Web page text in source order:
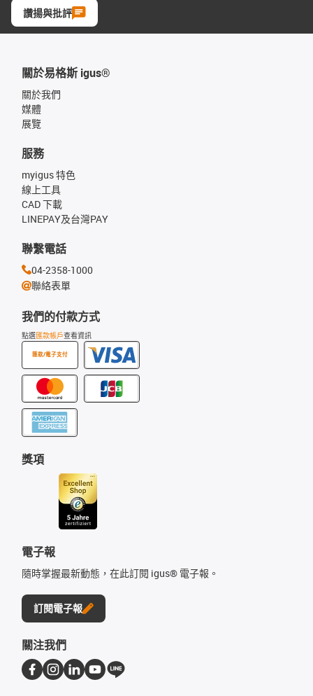
讚揚與批評
關於易格斯 igus®
關於我們
媒體
展覽
我們的付款方式
點選匯款帳戶查看資訊
匯款/電子支付
服務
myigus 特色
線上工具
CAD 下載
LINEPAY及台灣PAY
獎項
電子報
隨時掌握最新動態，在此訂閱 igus® 電子報。
訂閱電子報
聯繫電話
04-2358-1000
聯絡表單
關注我們